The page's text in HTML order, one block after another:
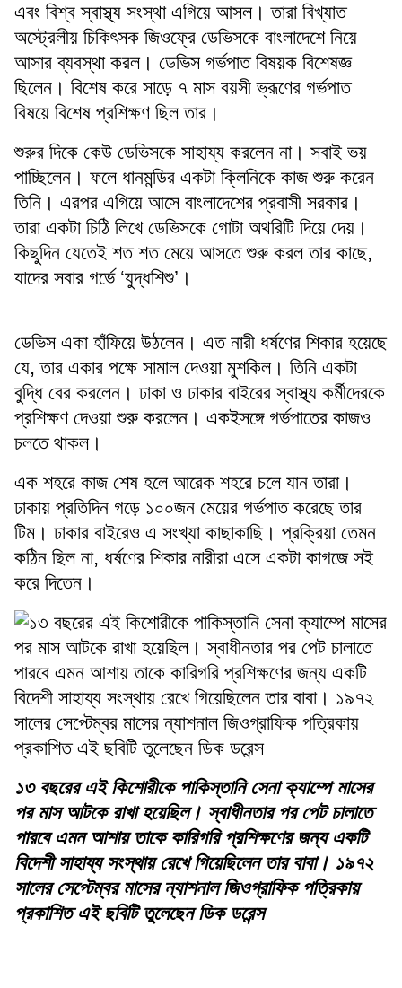
এবং বিশ্ব স্বাস্থ্য সংস্থা এগিয়ে আসল। তারা বিখ্যাত
অস্ট্রেলীয় চিকিৎসক জিওফ্রে ডেভিসকে বাংলাদেশে নিয়ে
আসার ব্যবস্থা করল। ডেভিস গর্ভপাত বিষয়ক বিশেষজ্ঞ
ছিলেন। বিশেষ করে সাড়ে ৭ মাস বয়সী ভ্রূণের গর্ভপাত
বিষয়ে বিশেষ প্রশিক্ষণ ছিল তার।
শুরুর দিকে কেউ ডেভিসকে সাহায্য করলেন না। সবাই ভয়
পাচ্ছিলেন। ফলে ধানমন্ডির একটা ক্লিনিকে কাজ শুরু করেন
তিনি। এরপর এগিয়ে আসে বাংলাদেশের প্রবাসী সরকার।
তারা একটা চিঠি লিখে ডেভিসকে গোটা অথরিটি দিয়ে দেয়।
কিছুদিন যেতেই শত শত মেয়ে আসতে শুরু করল তার কাছে,
যাদের সবার গর্ভে ‘যুদ্ধশিশু’।
ডেভিস একা হাঁফিয়ে উঠলেন। এত নারী ধর্ষণের শিকার হয়েছে
যে, তার একার পক্ষে সামাল দেওয়া মুশকিল। তিনি একটা
বুদ্ধি বের করলেন। ঢাকা ও ঢাকার বাইরের স্বাস্থ্য কর্মীদেরকে
প্রশিক্ষণ দেওয়া শুরু করলেন। একইসঙ্গে গর্ভপাতের কাজও
চলতে থাকল।
এক শহরে কাজ শেষ হলে আরেক শহরে চলে যান তারা।
ঢাকায় প্রতিদিন গড়ে ১০০জন মেয়ের গর্ভপাত করেছে তার
টিম। ঢাকার বাইরেও এ সংখ্যা কাছাকাছি। প্রক্রিয়া তেমন
কঠিন ছিল না, ধর্ষণের শিকার নারীরা এসে একটা কাগজে সই
করে দিতেন।
১৩ বছরের এই কিশোরীকে পাকিস্তানি সেনা ক্যাম্পে মাসের
পর মাস আটকে রাখা হয়েছিল। স্বাধীনতার পর পেট চালাতে
পারবে এমন আশায় তাকে কারিগরি প্রশিক্ষণের জন্য একটি
বিদেশী সাহায্য সংস্থায় রেখে গিয়েছিলেন তার বাবা। ১৯৭২
সালের সেপ্টেম্বর মাসের ন্যাশনাল জিওগ্রাফিক পত্রিকায়
প্রকাশিত এই ছবিটি তুলেছেন ডিক ডরেন্স